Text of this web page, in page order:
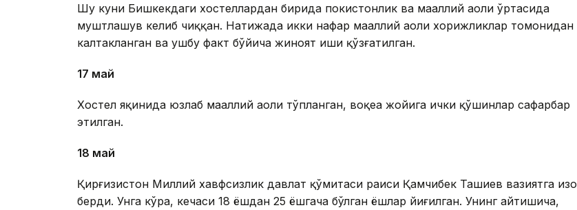
Шу куни Бишкекдаги хостеллардан бирида покистонлик ва маҳаллий аҳоли ўртасида
муштлашув келиб чиққан. Натижада икки нафар маҳаллий аҳоли хорижликлар томонидан
калтакланган ва ушбу факт бўйича жиноят иши қўзғатилган.
17 май
Хостел яқинида юзлаб маҳаллий аҳоли тўпланган, воқеа жойига ички қўшинлар сафарбар
этилган.
18 май
Қирғизистон Миллий хавфсизлик давлат қўмитаси раиси Қамчибек Ташиев вазиятга изоҳ
берди. Унга кўра, кечаси 18 ёшдан 25 ёшгача бўлган ёшлар йиғилган. Унинг айтишича,